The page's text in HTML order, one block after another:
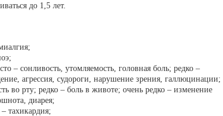
до 1,5 лет.
– сонливость, утомляемость, головная боль; редко –
агрессия, судороги, нарушение зрения, галлюцинации;
во рту; редко – боль в животе; очень редко – изменение
диарея;
тахикардия;